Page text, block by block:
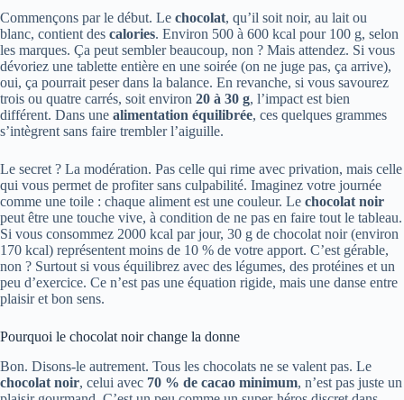
Commençons par le début. Le chocolat, qu’il soit noir, au lait ou
blanc, contient des calories. Environ 500 à 600 kcal pour 100 g, selon
les marques. Ça peut sembler beaucoup, non ? Mais attendez. Si vous
dévoriez une tablette entière en une soirée (on ne juge pas, ça arrive),
oui, ça pourrait peser dans la balance. En revanche, si vous savourez
trois ou quatre carrés, soit environ 20 à 30 g, l’impact est bien
différent. Dans une alimentation équilibrée, ces quelques grammes
s’intègrent sans faire trembler l’aiguille.
Le secret ? La modération. Pas celle qui rime avec privation, mais celle
qui vous permet de profiter sans culpabilité. Imaginez votre journée
comme une toile : chaque aliment est une couleur. Le chocolat noir
peut être une touche vive, à condition de ne pas en faire tout le tableau.
Si vous consommez 2000 kcal par jour, 30 g de chocolat noir (environ
170 kcal) représentent moins de 10 % de votre apport. C’est gérable,
non ? Surtout si vous équilibrez avec des légumes, des protéines et un
peu d’exercice. Ce n’est pas une équation rigide, mais une danse entre
plaisir et bon sens.
Pourquoi le chocolat noir change la donne
Bon. Disons-le autrement. Tous les chocolats ne se valent pas. Le
chocolat noir, celui avec 70 % de cacao minimum, n’est pas juste un